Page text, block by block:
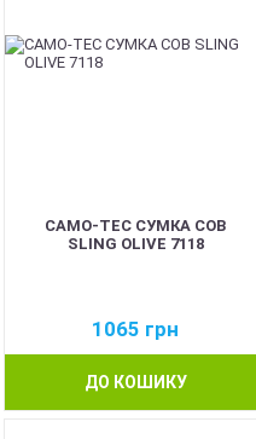
CAMO-TEC СУМКА COB
SLING OLIVE 7118
1065 грн
ДО КОШИКУ